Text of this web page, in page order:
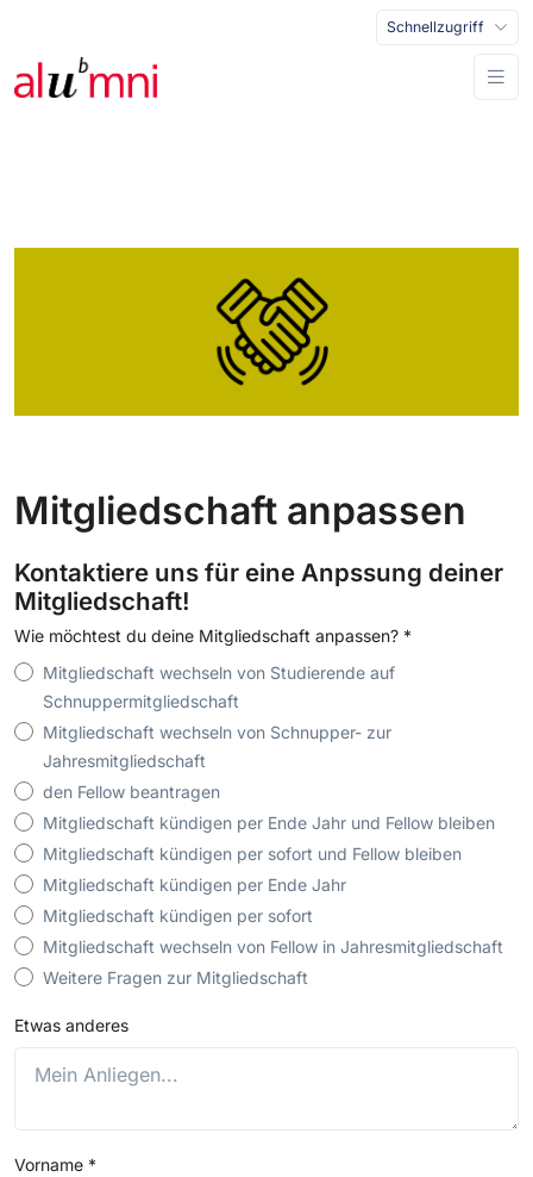
Schnellzugriff
Mitgliedschaft anpassen
Kontaktiere uns für eine Anpssung deiner
Mitgliedschaft!
Wie möchtest du deine Mitgliedschaft anpassen? *
Mitgliedschaft wechseln von Studierende auf
Schnuppermitgliedschaft
Mitgliedschaft wechseln von Schnupper- zur
Jahresmitgliedschaft
den Fellow beantragen
Mitgliedschaft kündigen per Ende Jahr und Fellow bleiben
Mitgliedschaft kündigen per sofort und Fellow bleiben
Mitgliedschaft kündigen per Ende Jahr
Mitgliedschaft kündigen per sofort
Mitgliedschaft wechseln von Fellow in Jahresmitgliedschaft
Weitere Fragen zur Mitgliedschaft
Etwas anderes
Vorname *